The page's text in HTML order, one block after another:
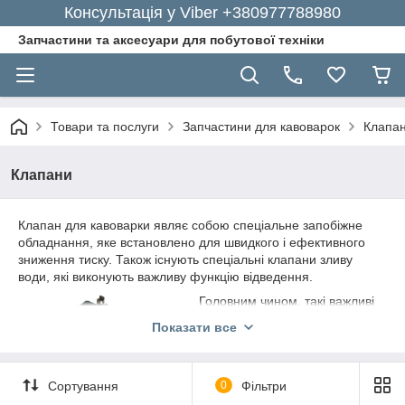
Консультація у Viber +380977788980
Запчастини та аксесуари для побутової техніки
Товари та послуги Запчастини для кавоварок
Клапани
Клапан для кавоварки являє собою спеціальне запобіжне
обладнання, яке встановлено для швидкого і ефективного
зниження тиску. Також існують спеціальні клапани зливу
води, які виконують важливу функцію відведення.
Головним чином, такі важливі
служать для захисту пристрою,
всього обладнання.
Показати все
Сортування 0 Фільтри